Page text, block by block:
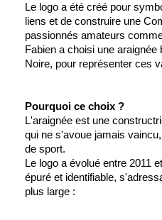
Le logo a été créé pour
liens et de construire une
passionnés amateurs
Fabien a choisi une araignée
Noire, pour représenter ces
Pourquoi ce choix ?
L'araignée est une
qui ne s'avoue jamais
de sport.
Le logo a évolué entre 2011
épuré et identifiable,
plus large :